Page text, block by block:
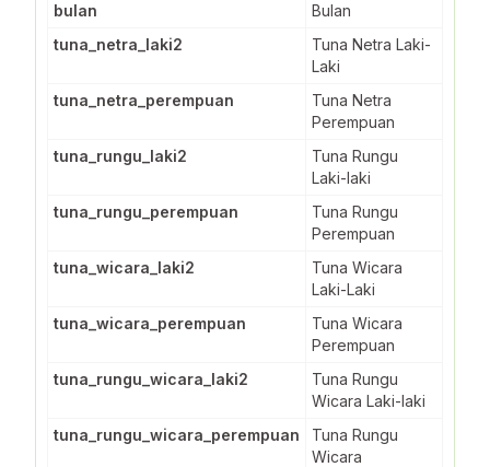
bulan
Bulan
tuna_netra_laki2
Tuna Netra Laki-
Laki
tuna_netra_perempuan
Tuna Netra
Perempuan
tuna_rungu_laki2
Tuna Rungu
Laki-laki
tuna_rungu_perempuan
Tuna Rungu
Perempuan
tuna_wicara_laki2
Tuna Wicara
Laki-Laki
tuna_wicara_perempuan
Tuna Wicara
Perempuan
tuna_rungu_wicara_laki2
Tuna Rungu
Wicara Laki-laki
tuna_rungu_wicara_perempuan
Tuna Rungu
Wicara